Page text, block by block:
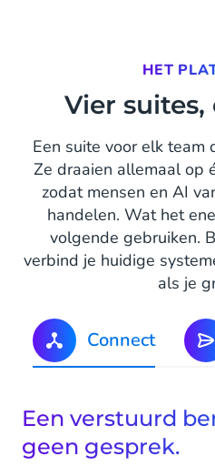
HET
Vier
Een suite voor elk team
Ze draaien allemaal op
zodat mensen en AI
handelen. Wat het
volgende gebruiken.
verbind je huidige
als je
Connect
Een verstuurd
geen gesprek.